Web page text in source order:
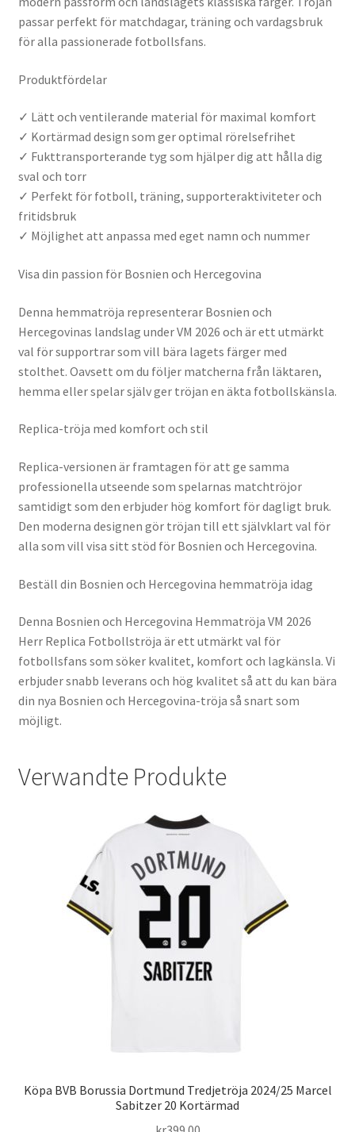
passar perfekt för matchdagar, träning och vardagsbruk
för alla passionerade fotbollsfans.
Produktfördelar
✓ Lätt och ventilerande material för maximal komfort
✓ Kortärmad design som ger optimal rörelsefrihet
✓ Fukttransporterande tyg som hjälper dig att hålla dig
sval och torr
✓ Perfekt för fotboll, träning, supporteraktiviteter och
fritidsbruk
✓ Möjlighet att anpassa med eget namn och nummer
Visa din passion för Bosnien och Hercegovina
Denna hemmatröja representerar Bosnien och
Hercegovinas landslag under VM 2026 och är ett utmärkt
val för supportrar som vill bära lagets färger med
stolthet. Oavsett om du följer matcherna från läktaren,
hemma eller spelar själv ger tröjan en äkta fotbollskänsla.
Replica-tröja med komfort och stil
Replica-versionen är framtagen för att ge samma
professionella utseende som spelarnas matchtröjor
samtidigt som den erbjuder hög komfort för dagligt bruk.
Den moderna designen gör tröjan till ett självklart val för
alla som vill visa sitt stöd för Bosnien och Hercegovina.
Beställ din Bosnien och Hercegovina hemmatröja idag
Denna Bosnien och Hercegovina Hemmatröja VM 2026
Herr Replica Fotbollströja är ett utmärkt val för
fotbollsfans som söker kvalitet, komfort och lagkänsla. Vi
erbjuder snabb leverans och hög kvalitet så att du kan bära
din nya Bosnien och Hercegovina-tröja så snart som
möjligt.
Verwandte Produkte
Köpa BVB Borussia Dortmund Tredjetröja 2024/25 Marcel
Sabitzer 20 Kortärmad